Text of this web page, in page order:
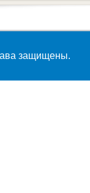
защищены.